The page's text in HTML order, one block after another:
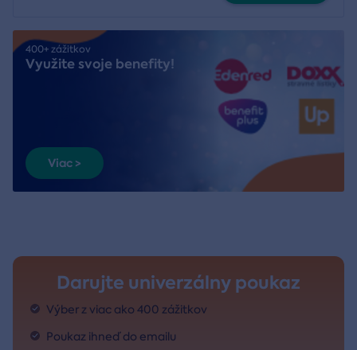
400+ zážitkov
Využite svoje benefity!
Viac >
Darujte univerzálny poukaz
Výber z viac ako 400 zážitkov
Poukaz ihneď do emailu